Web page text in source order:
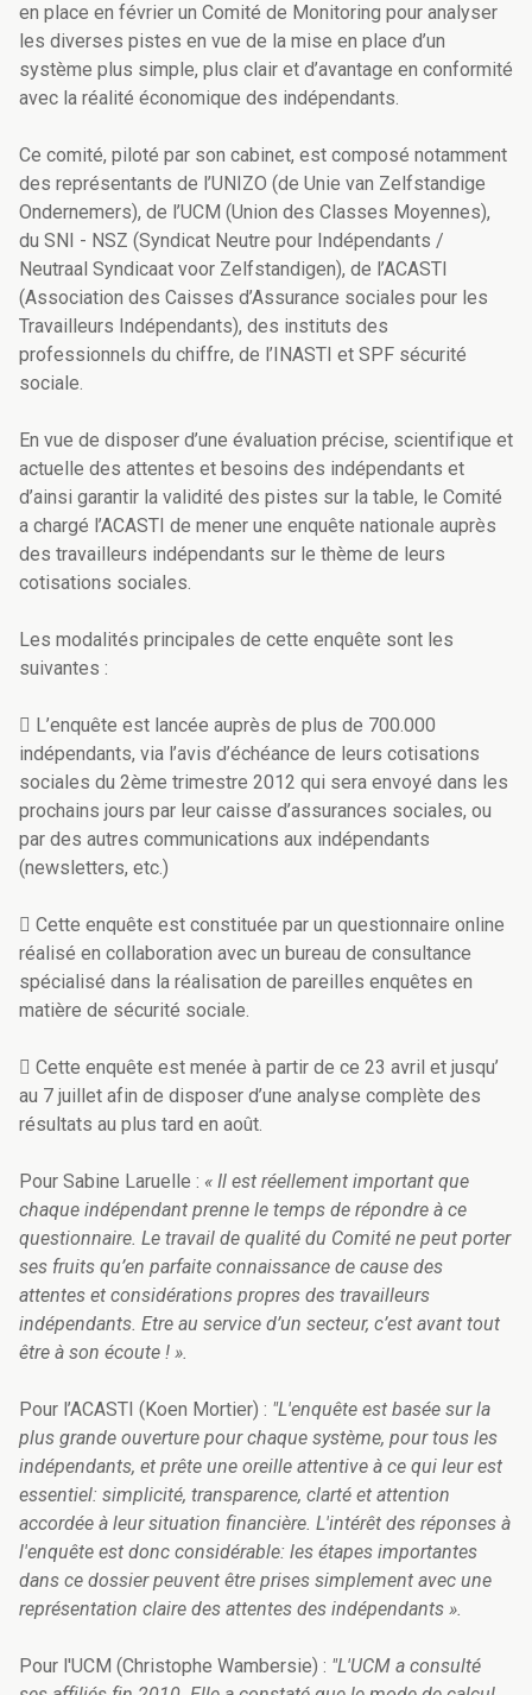
en place en février un Comité de Monitoring pour analyser
les diverses pistes en vue de la mise en place d’un
système plus simple, plus clair et d’avantage en conformité
avec la réalité économique des indépendants.
Ce comité, piloté par son cabinet, est composé notamment
des représentants de l’UNIZO (de Unie van Zelfstandige
Ondernemers), de l’UCM (Union des Classes Moyennes),
du SNI - NSZ (Syndicat Neutre pour Indépendants /
Neutraal Syndicaat voor Zelfstandigen), de l’ACASTI
(Association des Caisses d’Assurance sociales pour les
Travailleurs Indépendants), des instituts des
professionnels du chiffre, de l’INASTI et SPF sécurité
sociale.
En vue de disposer d’une évaluation précise, scientifique et
actuelle des attentes et besoins des indépendants et
d’ainsi garantir la validité des pistes sur la table, le Comité
a chargé l’ACASTI de mener une enquête nationale auprès
des travailleurs indépendants sur le thème de leurs
cotisations sociales.
Les modalités principales de cette enquête sont les
suivantes :
 L’enquête est lancée auprès de plus de 700.000
indépendants, via l’avis d’échéance de leurs cotisations
sociales du 2ème trimestre 2012 qui sera envoyé dans les
prochains jours par leur caisse d’assurances sociales, ou
par des autres communications aux indépendants
(newsletters, etc.)
 Cette enquête est constituée par un questionnaire online
réalisé en collaboration avec un bureau de consultance
spécialisé dans la réalisation de pareilles enquêtes en
matière de sécurité sociale.
 Cette enquête est menée à partir de ce 23 avril et jusqu’
au 7 juillet afin de disposer d’une analyse complète des
résultats au plus tard en août.
Pour Sabine Laruelle : « Il est réellement important que
chaque indépendant prenne le temps de répondre à ce
questionnaire. Le travail de qualité du Comité ne peut porter
ses fruits qu’en parfaite connaissance de cause des
attentes et considérations propres des travailleurs
indépendants. Etre au service d’un secteur, c’est avant tout
être à son écoute ! ».
Pour l’ACASTI (Koen Mortier) : "L'enquête est basée sur la
plus grande ouverture pour chaque système, pour tous les
indépendants, et prête une oreille attentive à ce qui leur est
essentiel: simplicité, transparence, clarté et attention
accordée à leur situation financière. L'intérêt des réponses à
l'enquête est donc considérable: les étapes importantes
dans ce dossier peuvent être prises simplement avec une
représentation claire des attentes des indépendants ».
Pour l'UCM (Christophe Wambersie) : "L'UCM a consulté